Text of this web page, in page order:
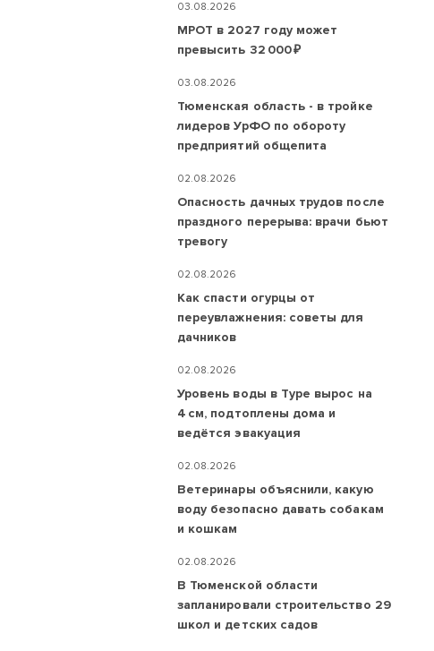
03.08.2026
МРОТ в 2027 году может
превысить 32 000 ₽
03.08.2026
Тюменская область - в тройке
лидеров УрФО по обороту
предприятий общепита
02.08.2026
Опасность дачных трудов после
праздного перерыва: врачи бьют
тревогу
02.08.2026
Как спасти огурцы от
переувлажнения: советы для
дачников
02.08.2026
Уровень воды в Туре вырос на
4 см, подтоплены дома и
ведётся эвакуация
02.08.2026
Ветеринары объяснили, какую
воду безопасно давать собакам
и кошкам
02.08.2026
В Тюменской области
запланировали строительство 29
школ и детских садов